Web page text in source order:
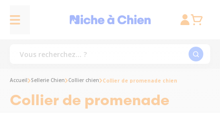
Accueil Sellerie Chien Collier chien Collier de promenade chien
Collier de promenade